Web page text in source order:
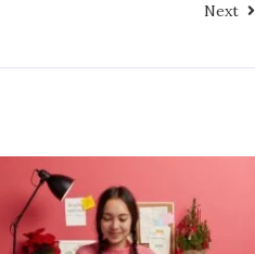
Next